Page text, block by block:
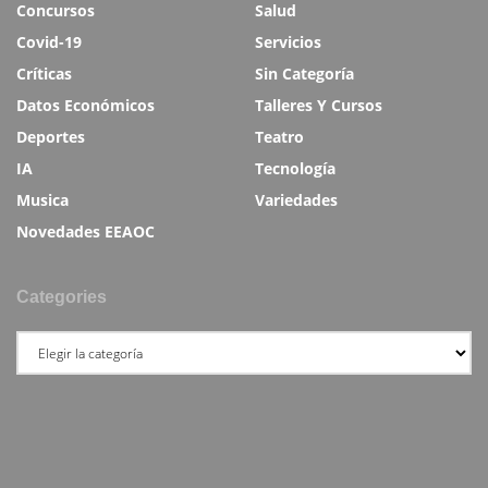
Concursos
Covid-19
Críticas
Datos Económicos
Deportes
IA
Musica
Novedades EEAOC
Salud
Servicios
Sin Categoría
Talleres Y Cursos
Teatro
Tecnología
Variedades
Categories